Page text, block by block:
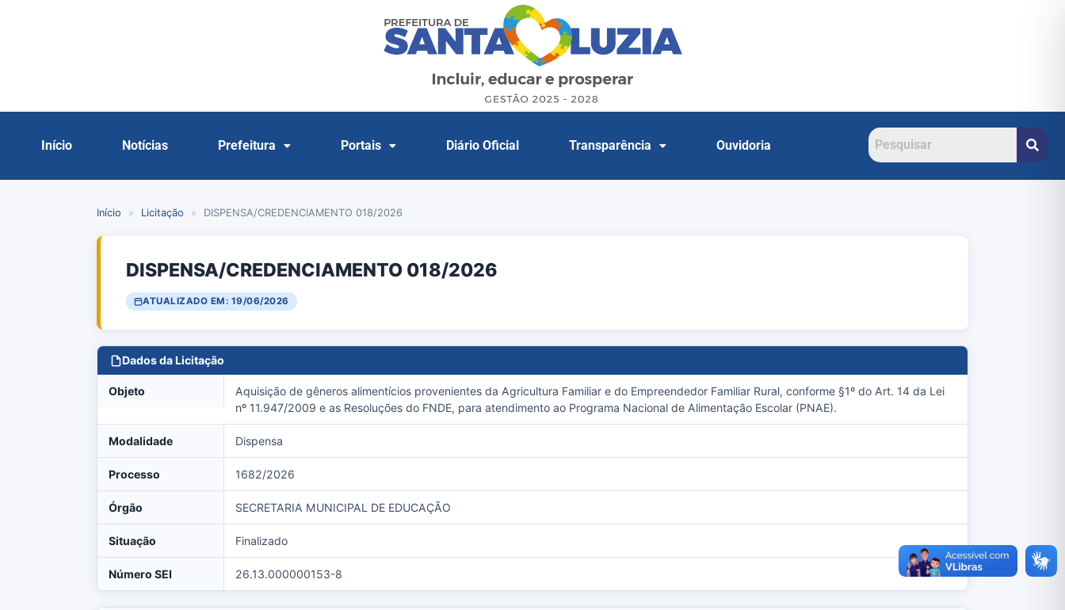
Início Notícias Prefeitura Portais Diário Oficial Transparência Ouvidoria
Início » Licitação » DISPENSA/CREDENCIAMENTO 018/2026
DISPENSA/CREDENCIAMENTO 018/2026
ATUALIZADO EM: 19/06/2026
Dados da Licitação
Objeto
Aquisição de gêneros alimentícios provenientes da Agricultura Familiar e do Empreendedor Familiar Rural, conforme §1º do Art. 14 da Lei
nº 11.947/2009 e as Resoluções do FNDE, para atendimento ao Programa Nacional de Alimentação Escolar (PNAE).
Modalidade Dispensa
Processo 1682/2026
Órgão SECRETARIA MUNICIPAL DE EDUCAÇÃO
Situação Finalizado
Número SEI 26.13.000000153-8